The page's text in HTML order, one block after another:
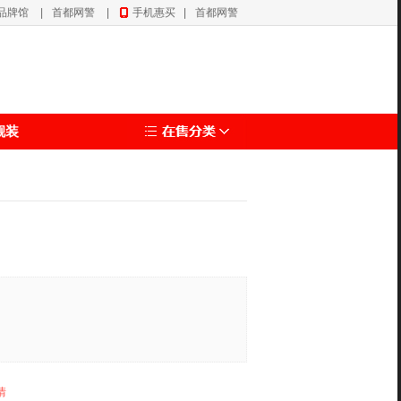
牌馆 首都网警 手机惠买 首都网警
装